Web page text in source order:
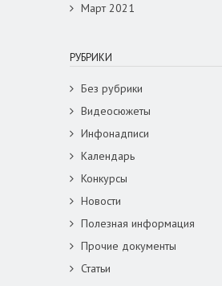
Март 2021
РУБРИКИ
Без рубрики
Видеосюжеты
Инфонадписи
Календарь
Конкурсы
Новости
Полезная информация
Прочие документы
Статьи